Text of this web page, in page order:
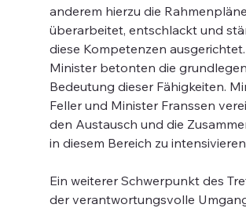
anderem hierzu die Rahmenpläne
überarbeitet, entschlackt und
diese Kompetenzen
Minister betonten die
Bedeutung dieser Fähigkeiten.
Feller und Minister Franssen
den Austausch und die
in diesem Bereich zu
Ein weiterer Schwerpunkt des
der verantwortungsvolle